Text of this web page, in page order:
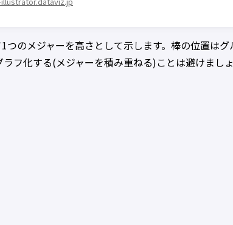
のメジャーを高さとして示します。棒の位置は
フ化する(メジャーを積み重ねる)ことは避けましょ